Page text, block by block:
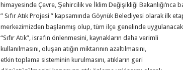
himayesinde Çevre, Şehircilik ve İklim Değişikliği Bakanlığı’nca
” Sıfır Atık Projesi ” kapsamında Göynük Belediyesi olarak ilk
merkezimizden başlanmış olup, tüm ilçe genelinde
“Sıfır Atık”, israfın önlenmesini, kaynakların daha verimli
kullanılmasını, oluşan atığın miktarının azaltılmasını,
etkin toplama sisteminin kurulmasını, atıkların geri